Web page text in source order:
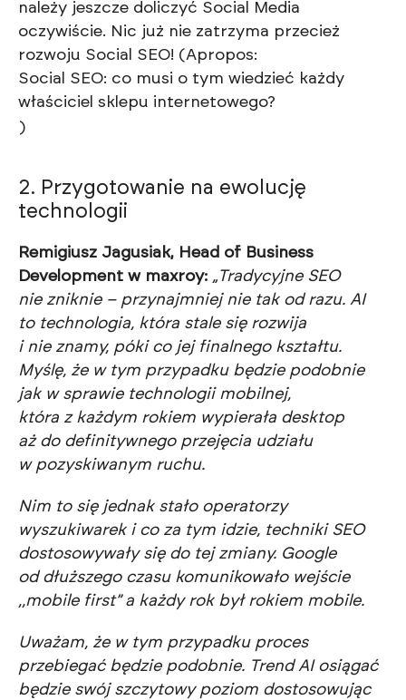
należy jeszcze doliczyć Social Media
oczywiście. Nic już nie zatrzyma przecież
rozwoju Social SEO! (Apropos:
Social SEO: co musi o tym wiedzieć każdy
właściciel sklepu internetowego?
)
2. Przygotowanie na ewolucję
technologii
Remigiusz Jagusiak, Head of Business
Development w maxroy: „Tradycyjne SEO
nie zniknie – przynajmniej nie tak od razu. AI
to technologia, która stale się rozwija
i nie znamy, póki co jej finalnego kształtu.
Myślę, że w tym przypadku będzie podobnie
jak w sprawie technologii mobilnej,
która z każdym rokiem wypierała desktop
aż do definitywnego przejęcia udziału
w pozyskiwanym ruchu.
Nim to się jednak stało operatorzy
wyszukiwarek i co za tym idzie, techniki SEO
dostosowywały się do tej zmiany. Google
od dłuższego czasu komunikowało wejście
,,mobile first” a każdy rok był rokiem mobile.
Uważam, że w tym przypadku proces
przebiegać będzie podobnie. Trend AI osiągać
będzie swój szczytowy poziom dostosowując